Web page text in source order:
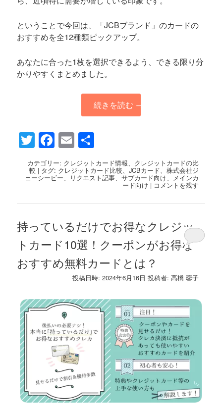
ということで今回は、「JCBブランド」のカードの
おすすめを全12種類ピックアップ。
あなたに合った1枚を選択できるよう、できる限り分
かりやすくまとめました。
続きを読む →
Twitter
Facebook
Email
有
カテゴリー: クレジットカード情報、 クレジットカードの比
較 | タグ: クレジットカード比較、JCBカード、株式会社ジ
ェーシービー、 リクエスト記事、サブカード向け、 メインカ
ード向け | コメントを残す
持っているだけでお得なクレジッ
トカード10選！クーポンがお得な
おすすめ無料カードとは？
投稿日時:2024年6月16日 投稿者:高橋 蓉子